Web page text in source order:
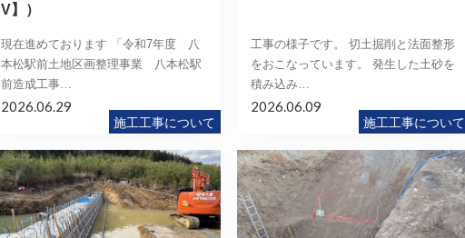
V】）
現在進めております 「令和7年度 八
本松駅前土地区画整理事業 八本松駅
前造成工事…
施工工事について
2026.06.29
工事の様子です。 切土掘削と法面整形
をおこなっています。 発生した土砂を
積み込み…
施工工事について
2026.06.09